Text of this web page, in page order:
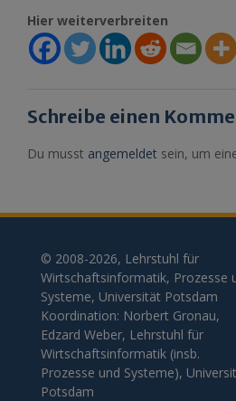
Hier weiterverbreiten
Schreibe einen
Du musst angemeldet sein, um
© 2008-2026, Lehrstuhl für
Wirtschaftsinformatik, Prozesse
Systeme, Universität Potsdam
Koordination: Norbert Gronau,
Edzard Weber, Lehrstuhl für
Wirtschaftsinformatik (insb.
Prozesse und Systeme),
Potsdam